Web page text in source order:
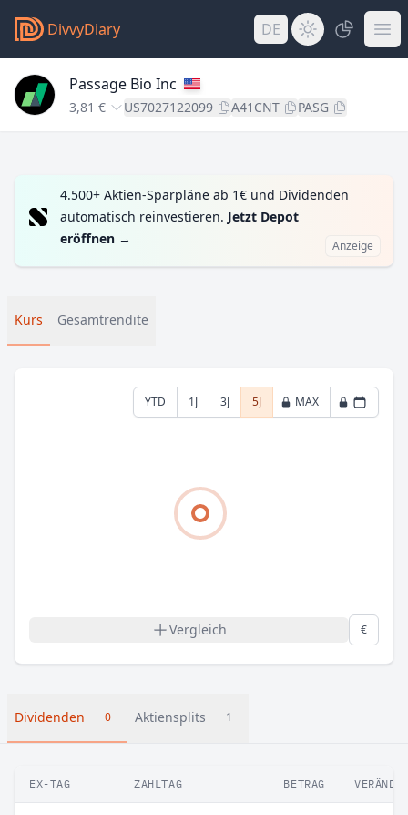
DivvyDiary DE
Passage Bio Inc
3,81 € US7027122099 A41CNT PASG
4.500+ Aktien-Sparpläne ab 1€ und Dividenden
automatisch reinvestieren. Jetzt Depot
eröffnen → Anzeige
Kurs Gesamtrendite
YTD 1J 3J 5J MAX
Vergleich €
Dividenden 0 Aktiensplits 1
EX-TAG ZAHLTAG BETRAG